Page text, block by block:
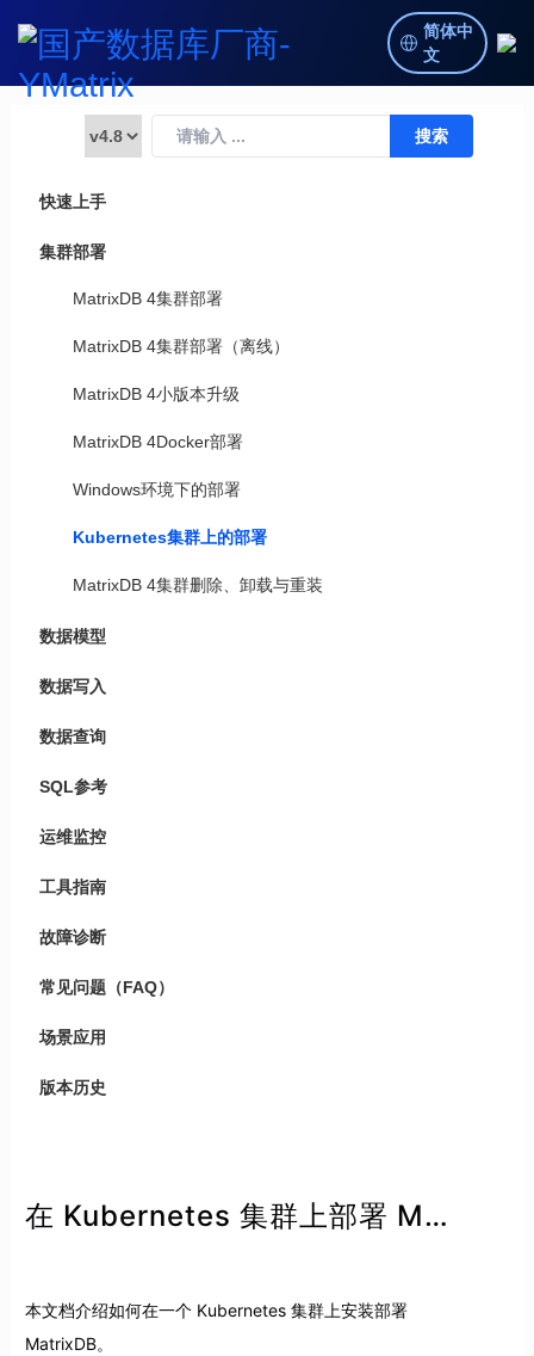
简体中
文
快速上手
集群部署
MatrixDB 4集群部署
MatrixDB 4集群部署（离线）
MatrixDB 4小版本升级
MatrixDB 4Docker部署
Windows环境下的部署
Kubernetes集群上的部署
MatrixDB 4集群删除、卸载与重装
数据模型
数据写入
数据查询
SQL参考
运维监控
工具指南
故障诊断
常见问题（FAQ）
场景应用
版本历史
在 Kubernetes 集群上部署 MatrixDB
本文档介绍如何在一个 Kubernetes 集群上安装部署
MatrixDB。